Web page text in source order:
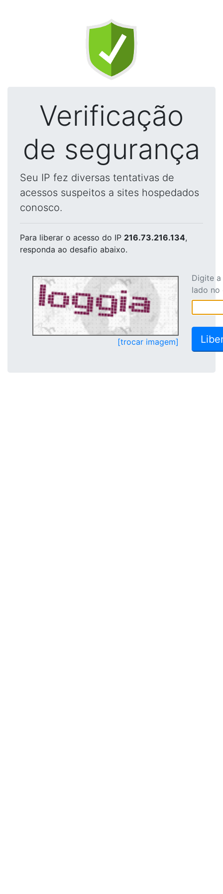
Verificação
de segurança
Seu IP fez diversas tentativas de
acessos suspeitos a sites hospedados
conosco.
Para liberar o acesso do IP 216.73.216.134,
responda ao desafio abaixo.
[trocar imagem]
Digite
lado no